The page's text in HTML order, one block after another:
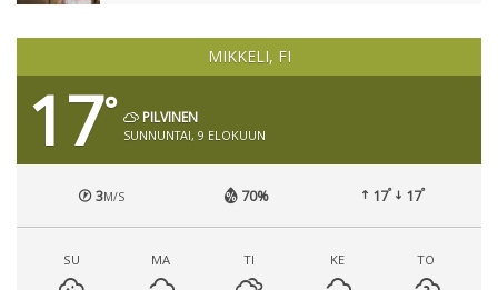
MIKKELI, FI
17° PILVINEN
SUNNUNTAI, 9 ELOKUUN
3M/S 70% 17° 17°
SU MA TI KE TO